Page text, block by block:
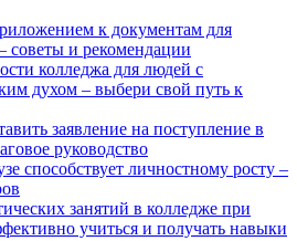
к документам для
советы и рекомендации
колледжа для людей с
духом – выбери свой путь к
заявление на поступление в
руководство
способствует личностному росту –
занятий в колледже при
учиться и получать навыки